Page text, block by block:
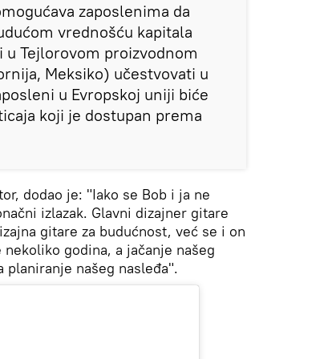
zaposlenima da
vrednošću kapitala
u Tejlorovom proizvodnom
Meksiko) učestvovati u
u Evropskoj uniji biće
koji je dostupan prema
dodao je: "Iako se Bob i ja ne
izlazak. Glavni dizajner gitare
gitare za budućnost, već se i on
godina, a jačanje našeg
planiranje našeg nasleđa".